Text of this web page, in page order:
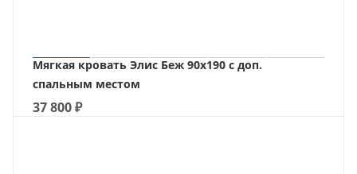
Мягкая кровать Элис Беж 90х190 с доп.
спальным местом
37 800₽